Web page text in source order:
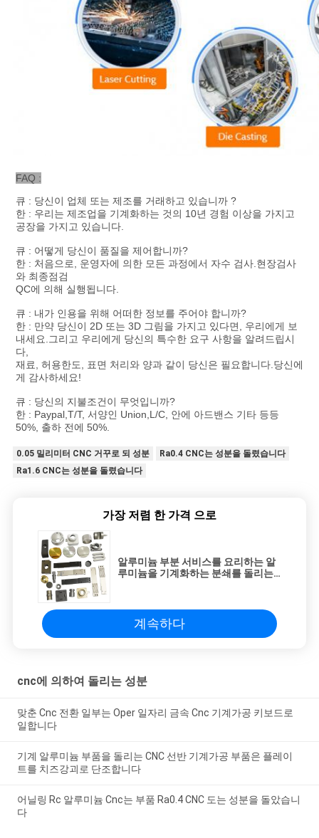
FAQ :
큐 : 당신이 업체 또는 제조를 거래하고 있습니까 ?
한 : 우리는 제조업을 기계화하는 것의 10년 경험 이상을 가지고
공장을 가지고 있습니다.
큐 : 어떻게 당신이 품질을 제어합니까?
한 : 처음으로, 운영자에 의한 모든 과정에서 자수 검사.현장검사
와 최종점검
QC에 의해 실행됩니다.
큐 : 내가 인용을 위해 어떠한 정보를 주어야 합니까?
한 : 만약 당신이 2D 또는 3D 그림을 가지고 있다면, 우리에게 보
내세요.그리고 우리에게 당신의 특수한 요구 사항을 알려드립시
다,
재료, 허용한도, 표면 처리와 양과 같이 당신은 필요합니다.당신에
게 감사하세요!
큐 : 당신의 지불조건이 무엇입니까?
한 : Paypal,T/T, 서양인 Union,L/C, 안에 아드밴스 기타 등등
50%, 출하 전에 50%.
0.05 밀리미터 CNC 거꾸로 되 성분
Ra0.4 CNC는 성분을 돌렸습니다
Ra1.6 CNC는 성분을 돌렸습니다
가장 저렴 한 가격 으로
알루미늄 부분 서비스를 요리하는 알
루미늄을 기계화하는 분쇄를 돌리는
계속하다
cnc에 의하여 돌리는 성분
맞춘 Cnc 전환 일부는 Oper 일자리 금속 Cnc 기계가공 키보드로
일합니다
기계 알루미늄 부품을 돌리는 CNC 선반 기계가공 부품은 플레이
트를 치즈강괴로 단조합니다
어닐링 Rc 알루미늄 Cnc는 부품 Ra0.4 CNC 도는 성분을 돌았습니
다